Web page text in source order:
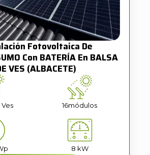
Fotovoltaica De
Con BATERÍA En BALSA
VES (ALBACETE)
16módulos
8 kW